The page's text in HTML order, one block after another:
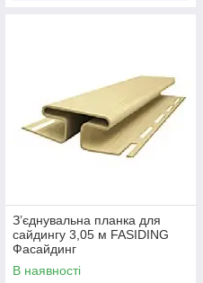
З’єднувальна планка для
сайдингу 3,05 м FASIDING
Фасайдинг
В наявності